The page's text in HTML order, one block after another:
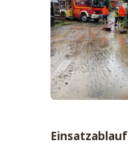
Einsatzablauf